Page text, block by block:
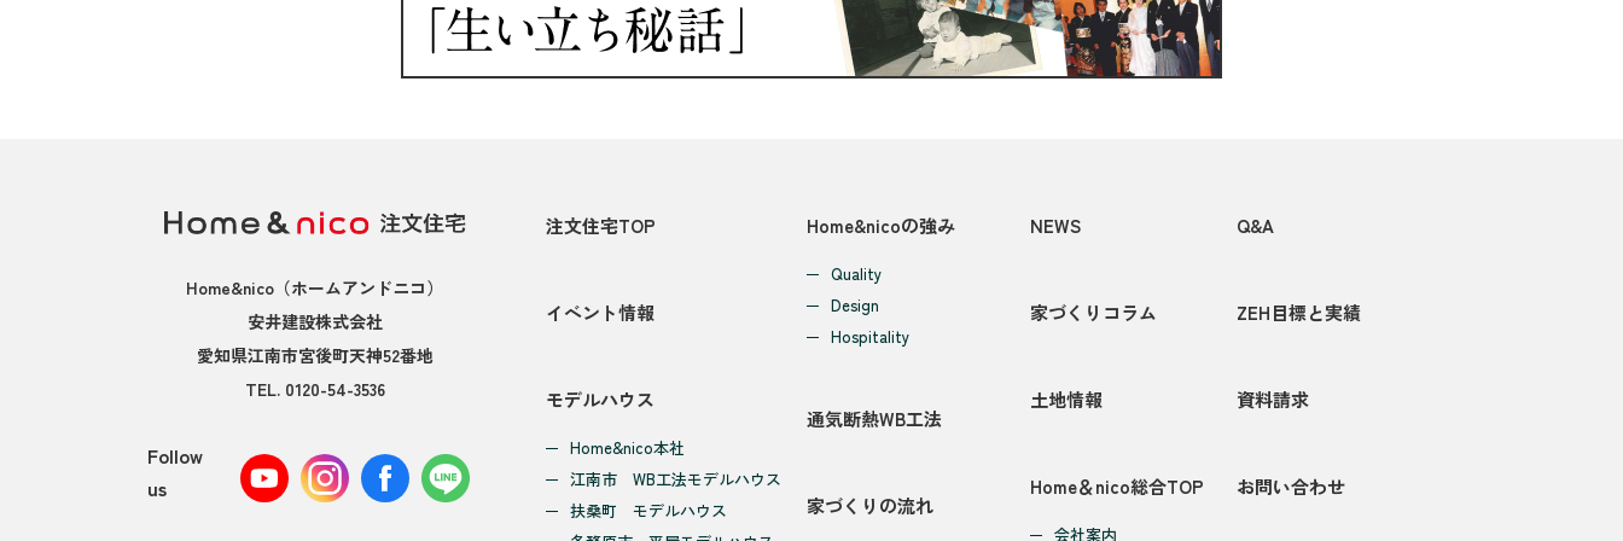
Home&nico （ホームアンドニコ）
安井建設株式会社
愛知県江南市宮後町天神52番地
TEL. 0120-54-3536
Follow
us
注文住宅TOP
イベント情報
モデルハウス
Home&nico本社
江南市 WB工法モデルハウス
扶桑町 モデルハウス
Home&nicoの強み
Quality
Design
Hospitality
通気断熱WB工法
家づくりの流れ
NEWS
家づくりコラム
土地情報
Home＆nico総合TOP
会社案内
Q&A
ZEH目標と実績
資料請求
お問い合わせ